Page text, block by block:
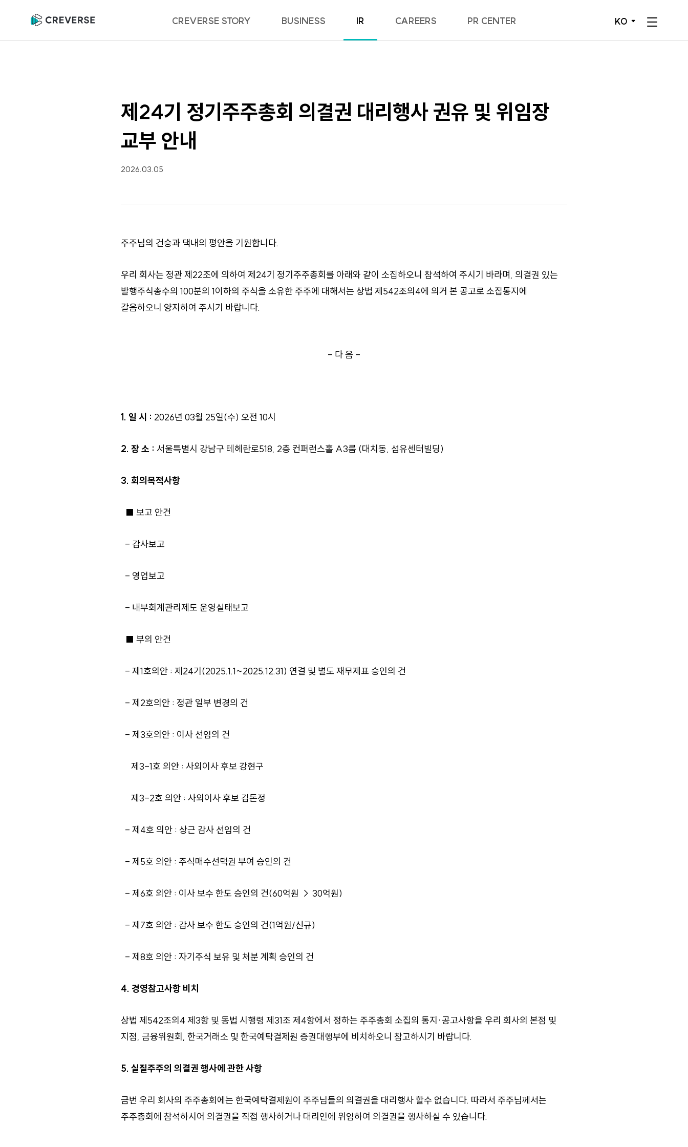
CREVERSE STORY BUSINESS IR CAREERS PR CENTER
KO
체
공
고
제24기 정기주주총회 의결권 대리행사 권유 및 위임장
교부 안내
등
2026.03.05
주주님의 건승과 댁내의 평안을 기원합니다.
우리 회사는 정관 제22조에 의하여 제24기 정기주주총회를 아래와 같이 소집하오니 참석하여 주시기 바라며, 의결권 있는
발행주식총수의 100분의 1이하의 주식을 소유한 주주에 대해서는 상법 제542조의4에 의거 본 공고로 소집통지에
갈음하오니 양지하여 주시기 바랍니다.
- 다 음 -
1. 일 시 : 2026년 03월 25일(수) 오전 10시
2. 장 소 : 서울특별시 강남구 테헤란로518, 2층 컨퍼런스홀 A3룸 (대치동, 섬유센터빌딩)
3. 회의목적사항
■ 보고 안건
- 감사보고
- 영업보고
- 내부회계관리제도 운영실태보고
■ 부의 안건
- 제1호의안 : 제24기(2025.1.1~2025.12.31) 연결 및 별도 재무제표 승인의 건
- 제2호의안 : 정관 일부 변경의 건
- 제3호의안 : 이사 선임의 건
제3-1호 의안 : 사외이사 후보 강현구
제3-2호 의안 : 사외이사 후보 김돈정
- 제4호 의안 : 상근 감사 선임의 건
- 제5호 의안 : 주식매수선택권 부여 승인의 건
- 제6호 의안 : 이사 보수 한도 승인의 건(60억원 → 30억원)
- 제7호 의안 : 감사 보수 한도 승인의 건(1억원/신규)
- 제8호 의안 : 자기주식 보유 및 처분 계획 승인의 건
4. 경영참고사항 비치
상법 제542조의4 제3항 및 동법 시행령 제31조 제4항에서 정하는 주주총회 소집의 통지·공고사항을 우리 회사의 본점 및
지점, 금융위원회, 한국거래소 및 한국예탁결제원 증권대행부에 비치하오니 참고하시기 바랍니다.
5. 실질주주의 의결권 행사에 관한 사항
금번 우리 회사의 주주총회에는 한국예탁결제원이 주주님들의 의결권을 대리행사 할수 없습니다. 따라서 주주님께서는
주주총회에 참석하시어 의결권을 직접 행사하거나 대리인에 위임하여 의결권을 행사하실 수 있습니다.